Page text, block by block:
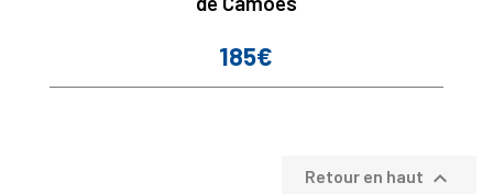
Prix
185€
Retour en haut 